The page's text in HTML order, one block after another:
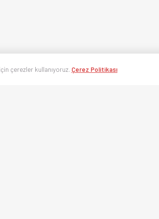
çerezler kullanıyoruz. Çerez Politikası